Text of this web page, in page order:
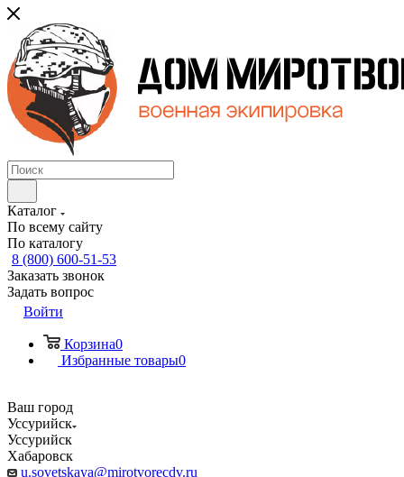
Каталог
По всему сайту
По каталогу
8 (800) 600-51-53
Заказать звонок
Задать вопрос
Войти
Корзина0
Избранные товары0
Ваш город
Уссурийск
Уссурийск
Хабаровск
u.sovetskaya@mirotvorecdv.ru